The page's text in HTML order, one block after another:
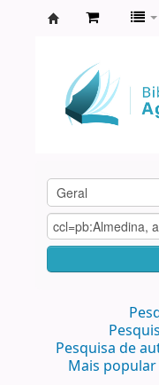
Agamenon
Magalhães
Pesquisa de
Mais popular